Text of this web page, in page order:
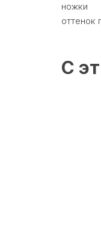
ножки
оттенок
С